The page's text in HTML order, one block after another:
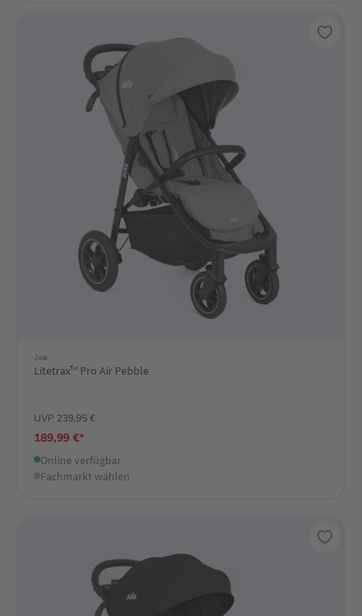
Joie
Litetrax™ Pro Air Pebble
UVP 239,95 €
189,99 €*
Online verfügbar
Fachmarkt wählen